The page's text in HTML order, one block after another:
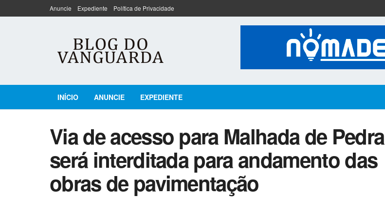
Anuncie Expediente Política de Privacidade
INÍCIO ANUNCIE EXPEDIENTE
Via de acesso para Malhada de Pedra
será interditada para andamento das
obras de pavimentação